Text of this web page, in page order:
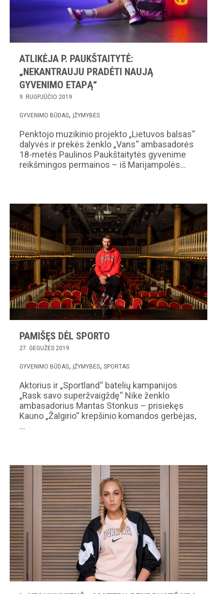
ATLIKĖJA P. PAUKŠTAITYTĖ:
„NEKANTRAUJU PRADĖTI NAUJĄ
GYVENIMO ETAPĄ“
9. RUGPJŪČIO 2019
GYVENIMO BŪDAS ĮŽYMYBĖS
Penktojo muzikinio projekto „Lietuvos balsas“
dalyvės ir prekės ženklo „Vans“ ambasadorės
18-metės Paulinos Paukštaitytės gyvenime
reikšmingos permainos – iš Marijampolės…
PAMIŠĘS DĖL SPORTO
27. GEGUŽĖS 2019
GYVENIMO BŪDAS ĮŽYMYBĖS SPORTAS
Aktorius ir „Sportland“ batelių kampanijos
„Rask savo superžvaigždę“ Nike ženklo
ambasadorius Mantas Stonkus – prisiekęs
Kauno „Žalgirio“ krepšinio komandos gerbėjas,
…